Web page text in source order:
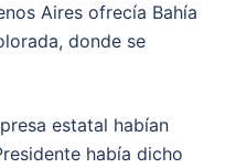
Aires ofrecía Bahía
donde se
estatal habían
había dicho